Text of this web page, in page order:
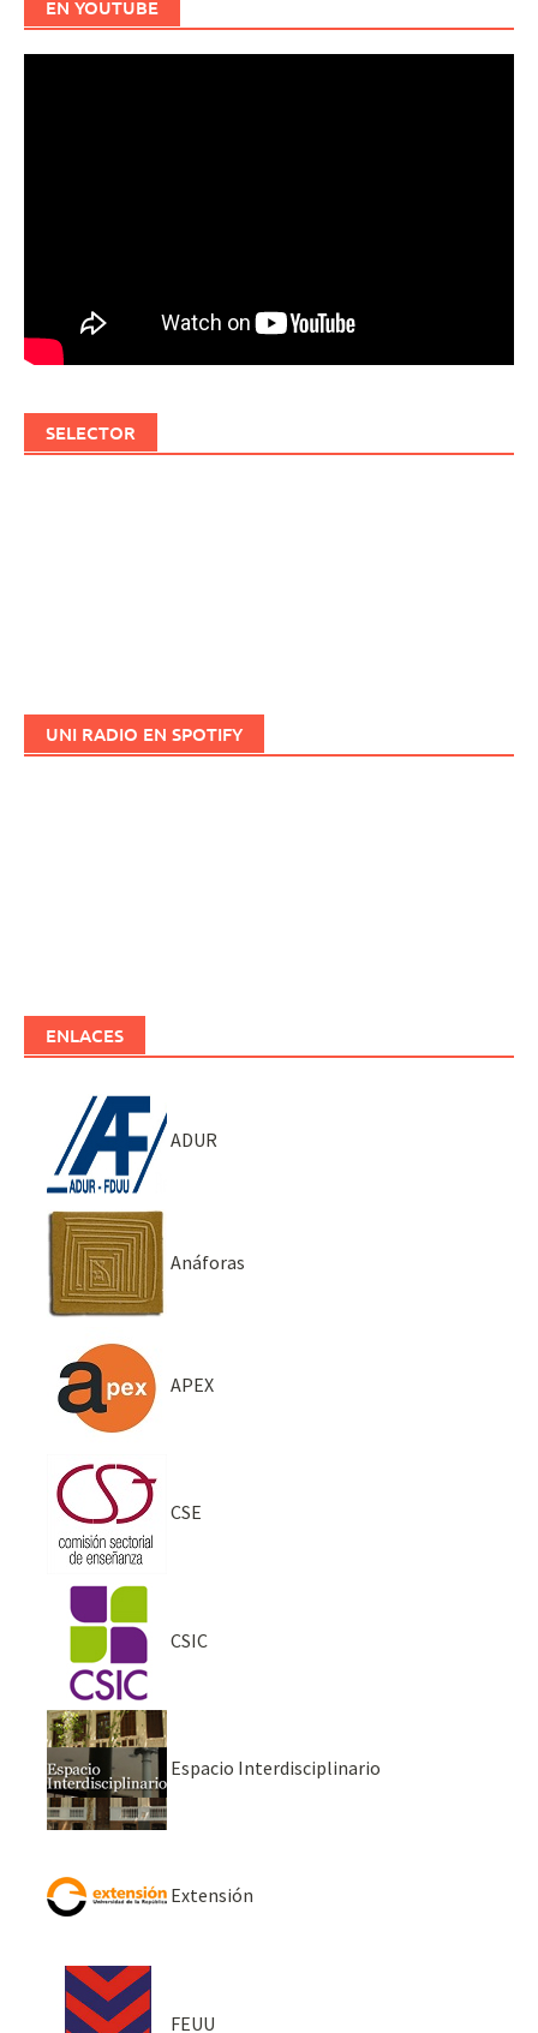
EN YOUTUBE
SELECTOR
UNI RADIO EN SPOTIFY
ENLACES
ADUR
Anáforas
APEX
CSE
CSIC
Espacio Interdisciplinario
Extensión
FEUU